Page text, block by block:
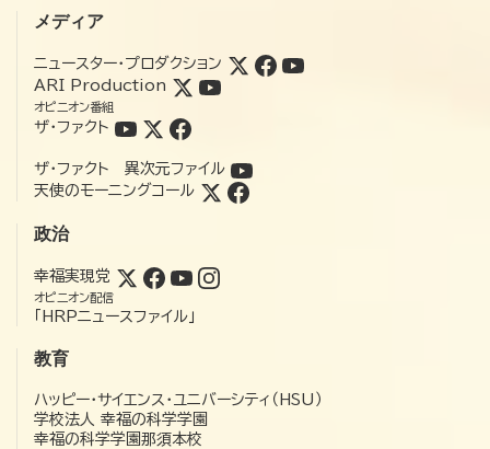
メディア
ニュースター・プロダクション
ARI Production
オピニオン番組
ザ・ファクト
ザ・ファクト 異次元ファイル
天使のモーニングコール
政治
幸福実現党
オピニオン配信
「HRPニュースファイル」
教育
ハッピー・サイエンス・ユニバーシティ（HSU）
学校法人 幸福の科学学園
幸福の科学学園那須本校